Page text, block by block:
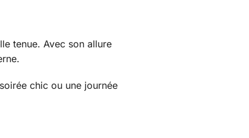
tenue. Avec son allure
chic ou une journée